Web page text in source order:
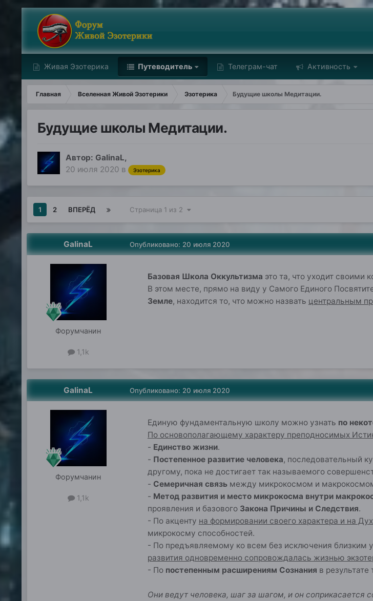
Живая Эзотерика Путеводитель Телеграм-чат Активность
Главная Вселенная Живой Эзотерики Эзотерика Будущие школы Медитации.
Будущие школы Медитации.
Автор: GalinaL,
20 июля 2020 в Эзотерика
1 2 ВПЕРЁД Страница 1 из 2
GalinaL
Форумчанин
1,1k
Опубликовано: 20 июля 2020
Базовая Школа Оккультизма это та, что уходит
В этом месте, прямо на виду у Самого Единого
Земле, находится то, что можно назвать центральным
GalinaL
Форумчанин
1,1k
Опубликовано: 20 июля 2020
Единую фундаментальную школу можно узнать по
По основополагающему характеру преподносимых
- Единство жизни.
- Постепенное развитие человека, последовательный
другому, пока не достигает так называемого
- Семеричная связьмежду микрокосмом и
- Метод развития и место микрокосма внутри
проявления и базового Закона Причины и Следствия.
- По акценту на формировании своего характера и на
микрокосму способностей.
- По предъявляемому ко всем без исключения близким
развития одновременно сопровождалась жизнью
- По постепенным расширениям Сознания в результате
Они ведут человека, шаг за шагом, и он